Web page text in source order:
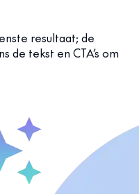
resultaat; de
de tekst en CTA’s om